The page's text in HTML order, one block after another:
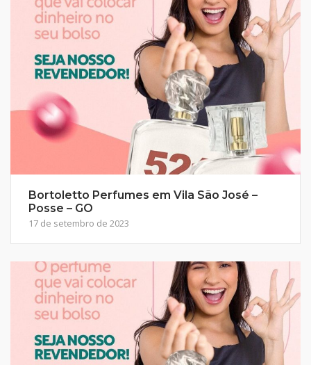
Bortoletto Perfumes em Vila São José –
Posse – GO
17 de setembro de 2023